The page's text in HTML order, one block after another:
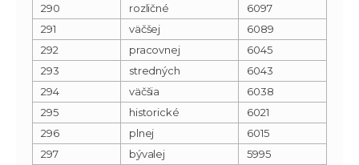
290
rozličné
6097
291
väčšej
6089
292
pracovnej
6045
293
stredných
6043
294
väčšia
6038
295
historické
6021
296
plnej
6015
297
bývalej 5995